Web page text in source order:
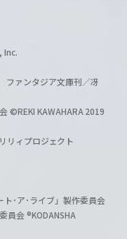
ァンタジア文庫刊／冴
©REKI KAWAHARA 2019
リィプロジェクト
･ア･ライブ」製作委員会
員会 ®KODANSHA